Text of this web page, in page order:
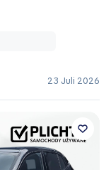
23 Juli 2026